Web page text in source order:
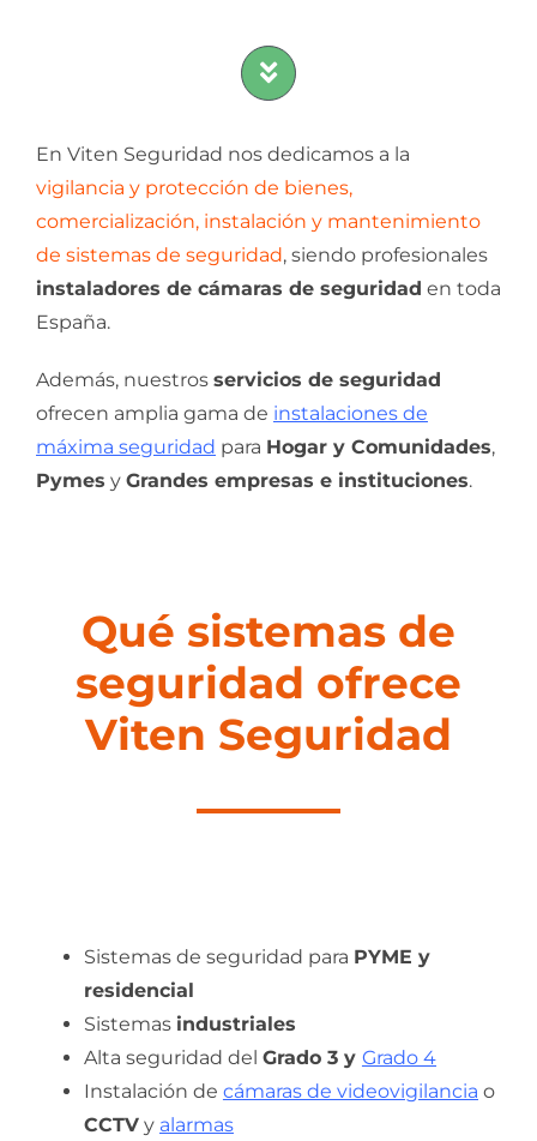
En Viten Seguridad nos dedicamos a la
vigilancia y protección de bienes,
comercialización, instalación y mantenimiento
de sistemas de seguridad, siendo profesionales
instaladores de cámaras de seguridad en toda
España.
Además, nuestros servicios de seguridad
ofrecen amplia gama de instalaciones de
máxima seguridad para Hogar y Comunidades,
Pymes y Grandes empresas e instituciones.
Qué sistemas de
seguridad ofrece
Viten Seguridad
Sistemas de seguridad para PYME y
residencial
Sistemas industriales
Alta seguridad del Grado 3 y Grado 4
Instalación de cámaras de videovigilancia o
CCTVy alarmas